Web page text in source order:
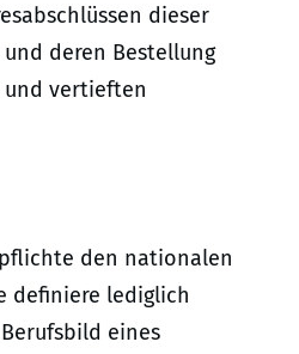
dieser
deren Bestellung
und vertieften
den nationalen
definiere lediglich
eines